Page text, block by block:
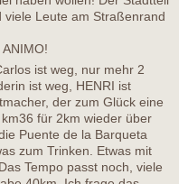
viele Leute am Straßenrand
ist weg, nur mehr 2
ist weg, HENRI ist
der zum Glück eine
für 2km wieder über
Puente de la Barqueta
zum Trinken. Etwas mit
Tempo passt noch, viele